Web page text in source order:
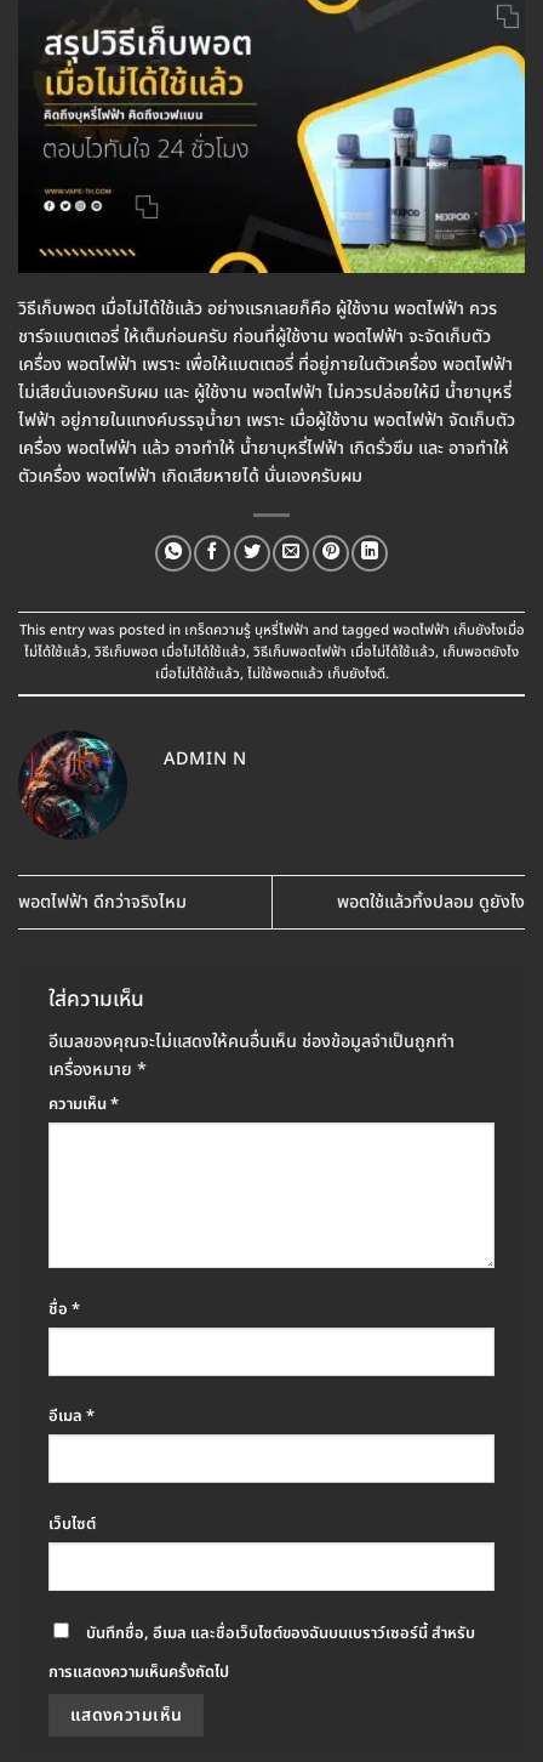
วิธีเก็บพอต เมื่อไม่ได้ใช้แล้ว อย่างแรกเลยก็คือ ผู้ใช้งาน พอตไฟฟ้า ควร
ชาร์จแบตเตอรี่ ให้เต็มก่อนครับ ก่อนที่ผู้ใช้งาน พอตไฟฟ้า จะจัดเก็บตัว
เครื่อง พอตไฟฟ้า เพราะ เพื่อให้แบตเตอรี่ ที่อยู่ภายในตัวเครื่อง พอตไฟฟ้า
ไม่เสียนั่นเองครับผม และ ผู้ใช้งาน พอตไฟฟ้า ไม่ควรปล่อยให้มี น้ำยาบุหรี่
ไฟฟ้า อยู่ภายในแทงค์บรรจุน้ำยา เพราะ เมื่อผู้ใช้งาน พอตไฟฟ้า จัดเก็บตัว
เครื่อง พอตไฟฟ้า แล้ว อาจทำให้ น้ำยาบุหรี่ไฟฟ้า เกิดรั่วซึม และ อาจทำให้
ตัวเครื่อง พอตไฟฟ้า เกิดเสียหายได้ นั่นเองครับผม
This entry was posted in เกร็ดความรู้ บุหรี่ไฟฟ้า and taggedพอตไฟฟ้า เก็บยังไงเมื่อ
ไม่ได้ใช้แล้ว, วิธีเก็บพอต เมื่อไม่ได้ใช้แล้ว, วิธีเก็บพอตไฟฟ้า เมื่อไม่ได้ใช้แล้ว, เก็บพอตยังไง
เมื่อไม่ได้ใช้แล้ว, ไม่ใช้พอตแล้ว เก็บยังไงดี.
ADMIN N
พอตไฟฟ้า ดีกว่าจริงไหม พอตใช้แล้วทิ้งปลอม ดูยังไง
ใส่ความเห็น
อีเมลของคุณจะไม่แสดงให้คนอื่นเห็น ช่องข้อมูลจำเป็นถูกทำ
เครื่องหมาย *
ความเห็น*
ชื่อ *
อีเมล *
เว็บไซต์
บันทึกชื่อ, อีเมล และชื่อเว็บไซต์ของฉันบนเบราว์เซอร์นี้ สำหรับ
การแสดงความเห็นครั้งถัดไป